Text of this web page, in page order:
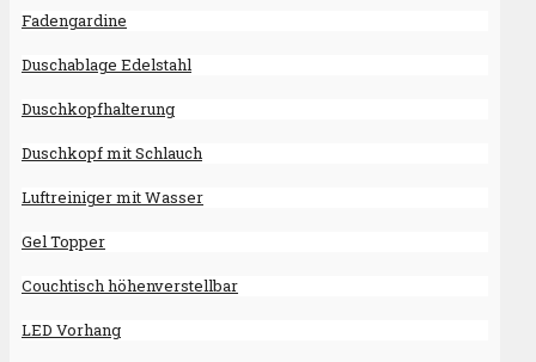
Fadengardine
Duschablage Edelstahl
Duschkopfhalterung
Duschkopf mit Schlauch
Luftreiniger mit Wasser
Gel Topper
Couchtisch höhenverstellbar
LED Vorhang